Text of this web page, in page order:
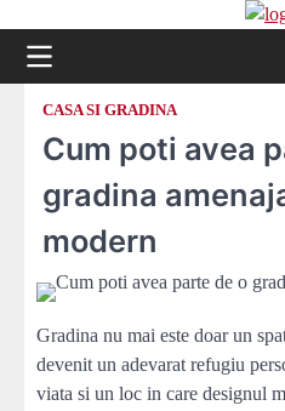
content
CASA SI GRADINA
Cum poti avea
gradina
modern
Gradina nu mai este doar un
devenit un adevarat refugiu
viata si un loc in care designul